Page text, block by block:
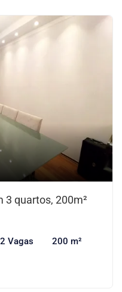
3 quartos, 200m²
2 Vagas 200 m²